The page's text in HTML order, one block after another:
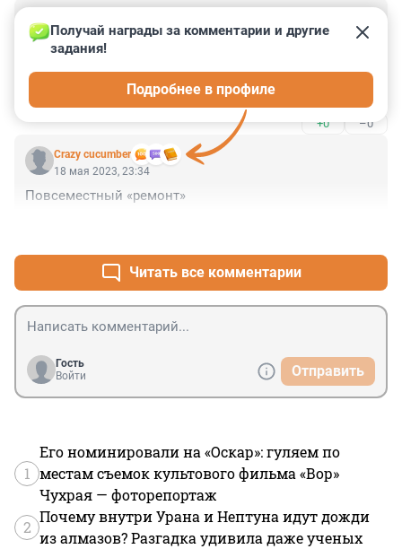
19 мая 2023, 06:30
Яндекс сам направляет все в одно место я 4 часа
ездил по платным дорогам и все время слышал из
телефона поверните направо
+0 –0
Crazy cucumber
Получай награды за комментарии и другие
задания!
Подробнее в профиле
18 мая 2023, 23:34
Повсеместный «ремонт»
Читать все комментарии
Гость
Войти
Отправить
1
Его номинировали на «Оскар»: гуляем по
местам съемок культового фильма «Вор»
Чухрая — фоторепортаж
2
Почему внутри Урана и Нептуна идут дожди
из алмазов? Разгадка удивила даже ученых